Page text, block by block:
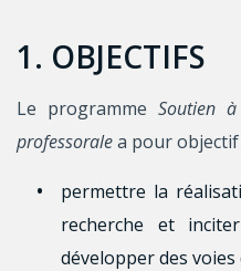
1. OBJECTIFS
Le programmeSoutien
professoralea pour objectif
permettre la
recherche et
développer des